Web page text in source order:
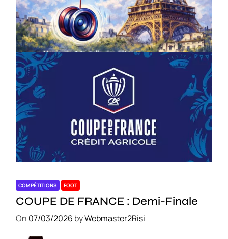
Championnat de France de la FYYA
le 18 avril – Paris 14e
On18/03/2026byWebmaster2Risi
COMPÉTITIONS FOOT
COUPE DE FRANCE : Demi-Finale
On 07/03/2026 byWebmaster2Risi